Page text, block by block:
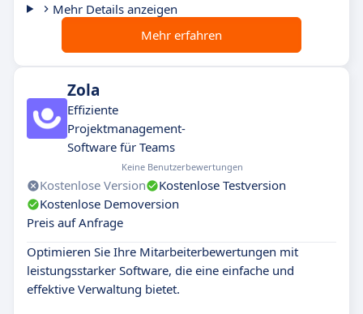
Mehr Details anzeigen
Mehr erfahren
Zola
Effiziente
Projektmanagement-
Software für Teams
Keine Benutzerbewertungen
Kostenlose Version
Kostenlose Testversion
Kostenlose Demoversion
Preis auf Anfrage
Optimieren Sie Ihre Mitarbeiterbewertungen mit
leistungsstarker Software, die eine einfache und
effektive Verwaltung bietet.